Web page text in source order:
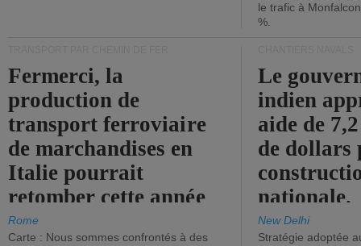
le trafic à
%.
Fermerci, la
production de
transport ferroviaire
de marchandises en
Italie pourrait
retomber cette année
aux niveaux de 2015.
Rome
Carte : Nous sommes confrontés à des
Le
indien
aide de
de dollars
nationale.
New Delhi
Stratégie adoptée